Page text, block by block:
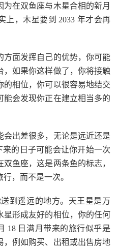
在双鱼座与木星合相的新月
上，木星要到 2033 年才会再
方面发挥自己的优势，你可能
如果你这样做了，你将接触
的相位，你可以很容易地结交
会发现你正在建立相当多的
出差很多，无论是远近还是
的日子可能会让你开始一次
鱼座，这是两条鱼的标志，
，而不是一次。
到遥远的地方。天王星是万
星形成友好的相位，你的任何
18 日满月带来的旅行似乎是
，例如购买、出租或出售房地